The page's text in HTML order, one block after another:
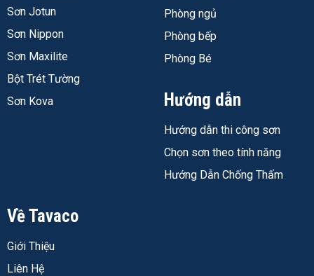
Sơn Jotun
Sơn Nippon
Sơn Maxilite
Bột Trét Tường
Sơn Kova
Phòng ngủ
Phòng bếp
Phòng Bé
Hướng dẫn
Hướng dẫn thi công sơn
Chọn sơn theo tính năng
Hướng Dẫn Chống Thấm
Về Tavaco
Giới Thiệu
Liên Hệ